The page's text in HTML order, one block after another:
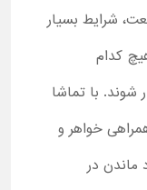
شرایط بسیار
کدام
شوند. با تماشا
اهمیت همراهی خواهر و
ماندن در